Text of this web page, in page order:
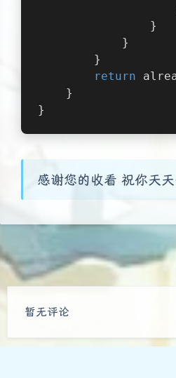
                }
            }
        }
return
    }
}
感谢您的收看 祝你天
豆
暂无评论